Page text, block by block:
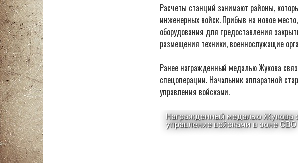
Расчеты станций занимают районы,
инженерных войск. Прибыв на новое
оборудования для предоставления
размещения техники, военнослужащие
Ранее награжденный медалью Жукова
спецоперации. Начальник аппаратной
управления войсками.